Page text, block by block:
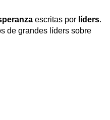
escritas por líders.
de grandes líders sobre